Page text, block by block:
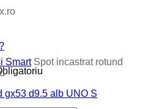
Smart Spot incastrat rotund